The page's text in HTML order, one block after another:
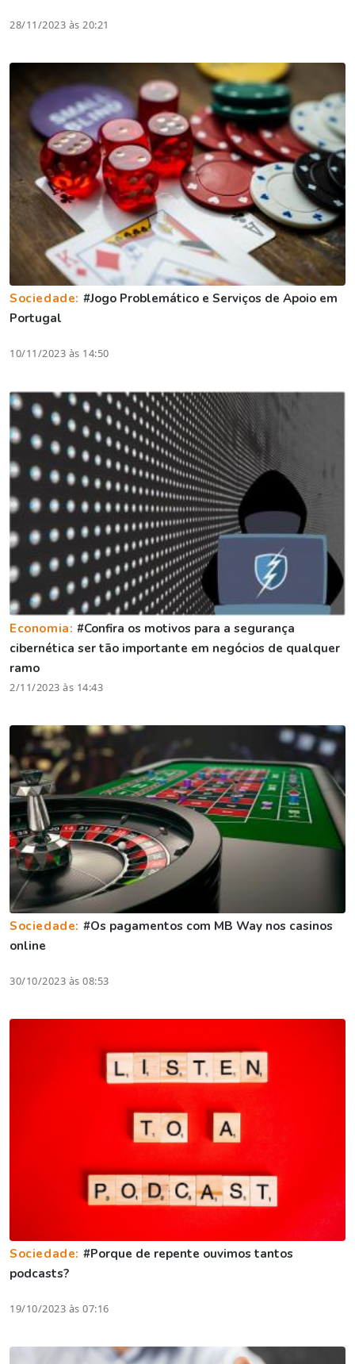
28/11/2023 às 20:21
Sociedade: #Jogo Problemático e Serviços de Apoio em
Portugal
10/11/2023 às 14:50
Economia:#Confira os motivos para a segurança
cibernética ser tão importante em negócios de qualquer
ramo
2/11/2023 às 14:43
Sociedade: #Os pagamentos com MB Way nos casinos
online
30/10/2023 às 08:53
Sociedade: #Porque de repente ouvimos tantos
podcasts?
19/10/2023 às 07:16